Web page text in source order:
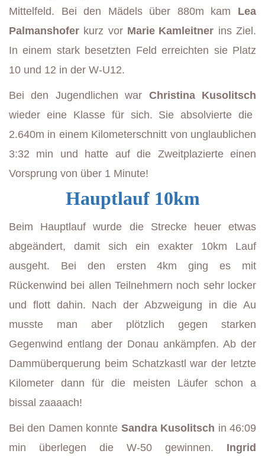
Mittelfeld. Bei den Mädels über 880m kam Lea
Palmanshofer kurz vor Marie Kamleitner ins Ziel.
In einem stark besetzten Feld erreichten sie Platz
10 und 12 in der W-U12.
Bei den Jugendlichen war Christina Kusolitsch
wieder eine Klasse für sich. Sie absolvierte die
2.640m in einem Kilometerschnitt von unglaublichen
3:32 min und hatte auf die Zweitplazierte einen
Vorsprung von über 1 Minute!
Hauptlauf 10km
Beim Hauptlauf wurde die Strecke heuer etwas
abgeändert, damit sich ein exakter 10km Lauf
ausgeht. Bei den ersten 4km ging es mit
Rückenwind bei allen Teilnehmern noch sehr locker
und flott dahin. Nach der Abzweigung in die Au
musste man aber plötzlich gegen starken
Gegenwind entlang der Donau ankämpfen. Ab der
Dammüberquerung beim Schatzkastl war der letzte
Kilometer dann für die meisten Läufer schon a
bissal zaaaach!
Bei den Damen konnte Sandra Kusolitsch in 46:09
min überlegen die W-50 gewinnen. Ingrid